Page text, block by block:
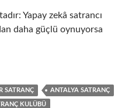
Yapay zekâ satrancı
daha güçlü oynuyorsa
AlphaZero ve Google
SATRANÇ ANTALYA SATRANÇ
KULÜBÜ